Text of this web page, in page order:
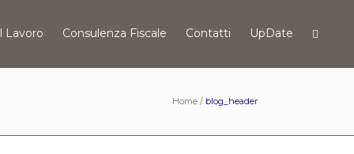
Lavoro Consulenza Fiscale Contatti UpDate
Home / blog_header